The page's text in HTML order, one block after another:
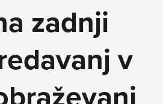
zadnji
v